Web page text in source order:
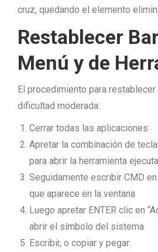
cruz, quedando el elemento
Restablecer
Menú y de
El procedimiento para
dificultad moderada:
Cerrar todas las aplicaciones
Apretar la combinación de
para abrir la herramienta
Seguidamente escribir CMD
que aparece en la ventana
Luego apretar ENTER clic en
abrir el símbolo del sistema
Escribir, o copiar y pegar: